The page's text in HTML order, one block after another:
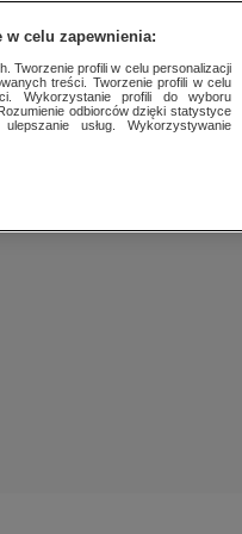
BIZNES
w celu zapewnienia:
Tworzenie profili w celu personalizacji
treści. Tworzenie profili w celu
Wykorzystanie profili do wyboru
odbiorców dzięki statystyce
usług. Wykorzystywanie